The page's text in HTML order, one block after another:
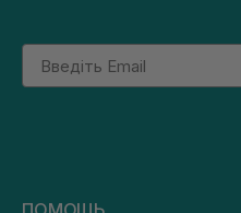
Email